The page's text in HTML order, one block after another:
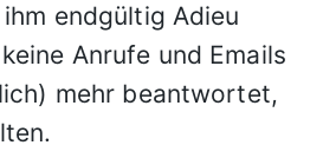
endgültig Adieu
Anrufe und Emails
mehr beantwortet,